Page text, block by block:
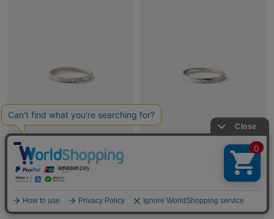
PROOF OF GUILD
2mm / 6Twist Ring(Pt900) | マリッジ リ
¥154,000
2mm / 4Twist Ring(Pt900) | マリッジ リ
¥154,000